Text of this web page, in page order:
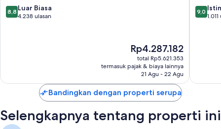
Lanai, lemari dan ruang baju, dan ruang duduk terpisah
8.8
dari
8,8 Luar Biasa
4.238 ulasan
Harga
sekarang
Rp4.287.182
Rp4.287.182
total Rp5.621.353
termasuk pajak & biaya lainnya
21 Agu - 22 Agu
Maui
9.0
dari
9,0
Bandingkan dengan properti serupa
Selengkapnya tentang properti ini